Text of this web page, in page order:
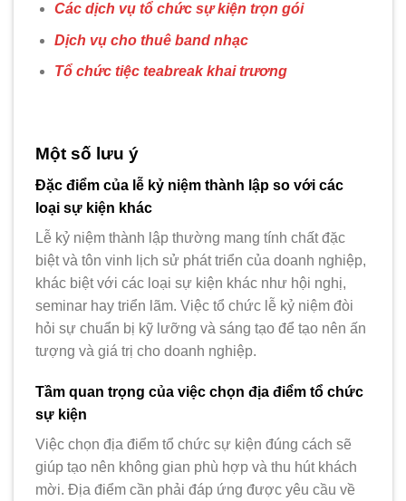
Các dịch vụ tổ chức sự kiện trọn gói
Dịch vụ cho thuê band nhạc
Tổ chức tiệc teabreak khai trương
Một số lưu ý
Đặc điểm của lễ kỷ niệm thành lập so với các
loại sự kiện khác
Lễ kỷ niệm thành lập thường mang tính chất đặc
biệt và tôn vinh lịch sử phát triển của doanh nghiệp,
khác biệt với các loại sự kiện khác như hội nghị,
seminar hay triển lãm. Việc tổ chức lễ kỷ niệm đòi
hỏi sự chuẩn bị kỹ lưỡng và sáng tạo để tạo nên ấn
tượng và giá trị cho doanh nghiệp.
Tầm quan trọng của việc chọn địa điểm tổ chức
sự kiện
Việc chọn địa điểm tổ chức sự kiện đúng cách sẽ
giúp tạo nên không gian phù hợp và thu hút khách
mời. Địa điểm cần phải đáp ứng được yêu cầu về